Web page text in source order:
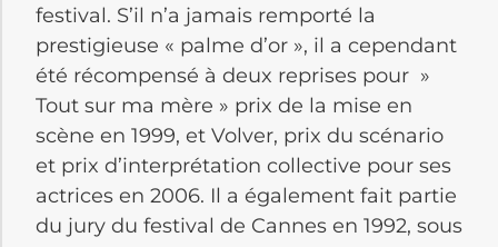
festival. S’il n’a jamais remporté la
prestigieuse « palme d’or », il a cependant
été récompensé à deux reprises pour »
Tout sur ma mère » prix de la mise en
scène en 1999, et Volver, prix du scénario
et prix d’interprétation collective pour ses
actrices en 2006. Il a également fait partie
du jury du festival de Cannes en 1992, sous